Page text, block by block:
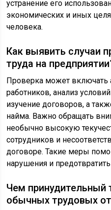
устранение его
экономических и иных
человека.
Как выявить случаи
труда на
Проверка может
работников, анализ
изучение договоров, а
найма. Важно обращать
необычно высокую
сотрудников и
договоре. Такие меры
нарушения и
Чем принудительный
обычных трудовых